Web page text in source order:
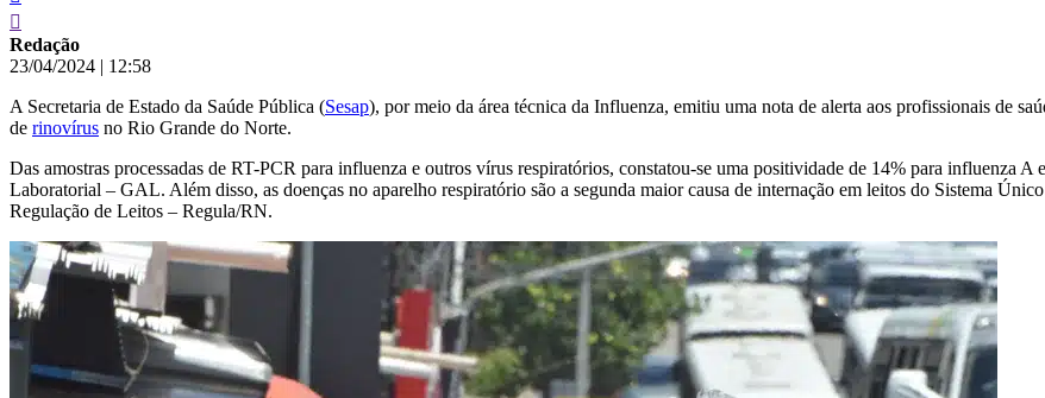
Redação
23/04/2024 | 12:58
A Secretaria de Estado da Saúde Pública (Sesap), por meio da área técnica da Influenza, emitiu uma nota de alerta aos profissionais de
de rinovírus no Rio Grande do Norte.
Das amostras processadas de RT-PCR para influenza e outros vírus respiratórios, constatou-se uma positividade de 14% para influenza
Laboratorial – GAL. Além disso, as doenças no aparelho respiratório são a segunda maior causa de internação em leitos do Sistema
Regulação de Leitos – Regula/RN.